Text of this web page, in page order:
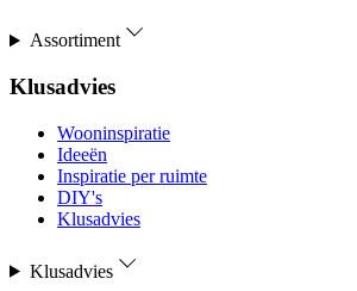
Assortiment
Klusadvies
Wooninspiratie
Ideeën
Inspiratie per ruimte
DIY's
Klusadvies
Klusadvies